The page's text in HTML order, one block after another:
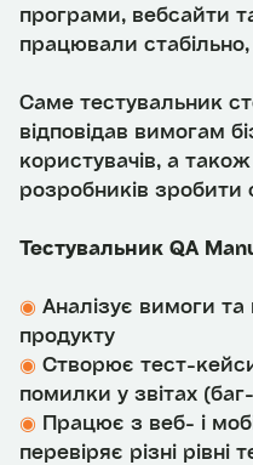
програми, вебсайти
працювали
Саме тестувальник
відповідав вимогам
користувачів, а
розробників
Тестувальник QA
◉ Аналізує вимоги та
продукту
◉ Створює тест-
помилки у звітах
◉ Працює з веб- і
перевіряє різні рівні